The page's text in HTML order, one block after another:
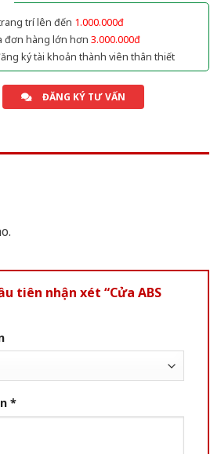
trí lên đến 1.000.000đ
đơn hàng lớn hơn 3.000.000đ
ký tài khoản thành viên thân thiết
ĐĂNG KÝ TƯ VẤN
tiên nhận xét “Cửa ABS
*